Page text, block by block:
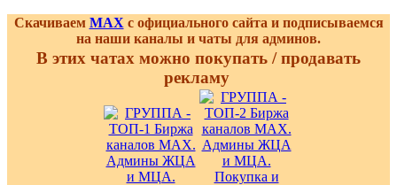
Скачиваем MAX с официального сайта и подписываемся
на наши каналы и чаты для админов.
В этих чатах можно покупать / продавать
рекламу